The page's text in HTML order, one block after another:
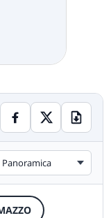
Panoramica